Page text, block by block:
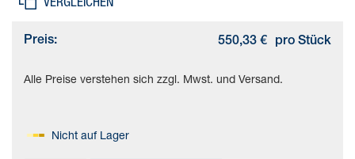
Preis: 550,33 € pro Stück
Alle Preise verstehen sich zzgl. Mwst. und Versand.
Nicht auf Lager